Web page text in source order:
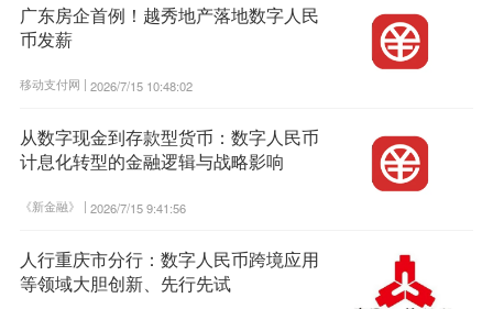
广东房企首例！越秀地产落地数字人民
币发薪
移动支付网 | 2026/7/15 10:48:02
从数字现金到存款型货币：数字人民币
计息化转型的金融逻辑与战略影响
《新金融》 | 2026/7/15 9:41:56
人行重庆市分行：数字人民币跨境应用
等领域大胆创新、先行先试